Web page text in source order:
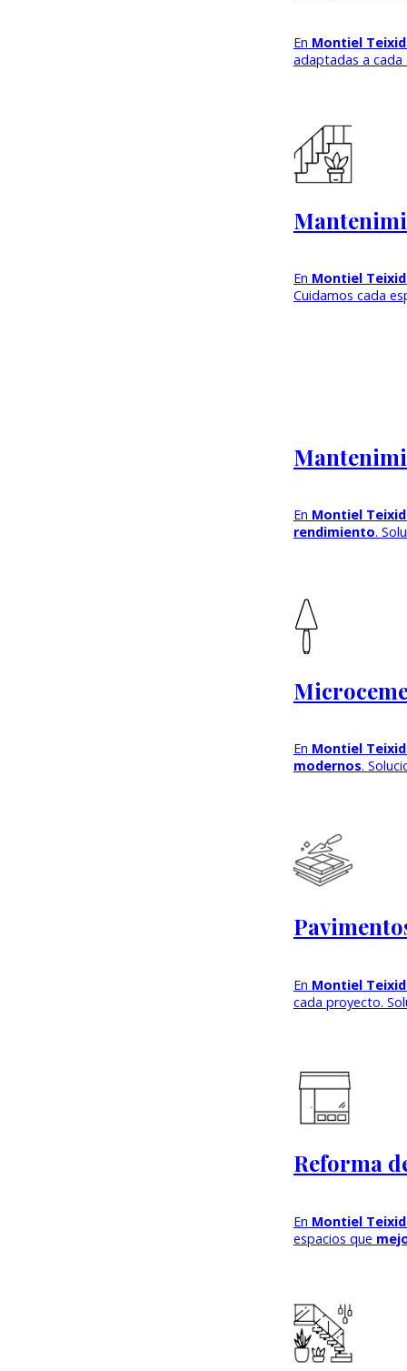
En Montiel
adaptadas a cada
En Montiel
Cuidamos cada
En Montiel
rendimiento.
En Montiel
modernos.
En Montiel
cada proyecto.
Reforma
En Montiel
espacios que